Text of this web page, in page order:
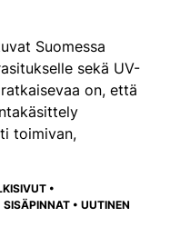
Suomessa
sekä UV-
on, että
toimivan,
•
SISÄPINNAT • UUTINEN